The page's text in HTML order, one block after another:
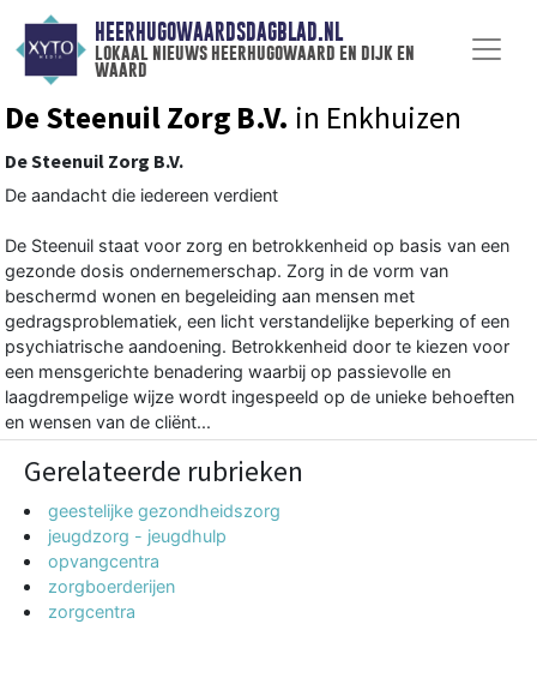
HEERHUGOWAARDSDAGBLAD.NL
lokaal nieuws heerhugowaard en dijk en
waard
De Steenuil Zorg B.V. in Enkhuizen
De Steenuil Zorg B.V.
De aandacht die iedereen verdient
De Steenuil staat voor zorg en betrokkenheid op basis van een
gezonde dosis ondernemerschap. Zorg in de vorm van
beschermd wonen en begeleiding aan mensen met
gedragsproblematiek, een licht verstandelijke beperking of een
psychiatrische aandoening. Betrokkenheid door te kiezen voor
een mensgerichte benadering waarbij op passievolle en
laagdrempelige wijze wordt ingespeeld op de unieke behoeften
en wensen van de cliënt...
Gerelateerde rubrieken
geestelijke gezondheidszorg
jeugdzorg - jeugdhulp
opvangcentra
zorgboerderijen
zorgcentra